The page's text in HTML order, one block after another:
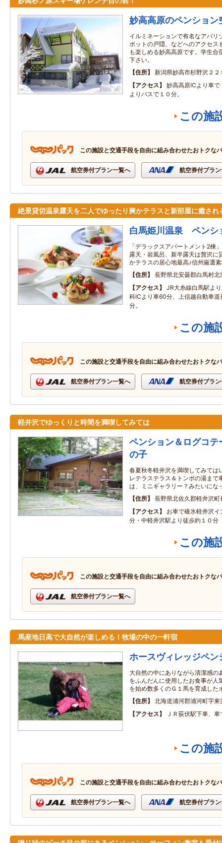
妙高高原のペンション
イルミネーションで有名なアパリ
ポットの戸隠、などへのアクセス
も楽しめる妙高高原です。学生合
下さい。
住所
新潟県妙高市杉野沢２２
アクセス
妙高高原ICより車
よりバスで１０分。
この施
この施設と交通手段を自由に組み合わせたおトクな
航空券付プラン一覧へ 航空券付プラ
絶景貸切温泉露天を二人でゆったり爽かテラスと新部屋に癒され
白馬姫川温泉 ペンシ
「デラックスアパートメント2棟
露天・岩風呂、新半露天は贅沢に
かテラスの居心地最高♪信州厳選
住所
長野県北安曇郡白馬村
アクセス
JR大糸線白馬駅よ
科ICより車60分、上信越自動車
分。
この施
この施設と交通手段を自由に組み合わせたおトクな
航空券付プラン一覧へ 航空券付プラ
軽井沢でゆっくりと時間を満喫してみては
ペンション＆ログコ
の子
春夏秋冬軽井沢を満喫してみては
レテラステラス＆トンボの湯まで
は、ミニギャラリー？みたいにな
住所
長野県北佐久郡軽井沢
アクセス
お車で碓氷軽井沢
分・中軽井沢駅より徒歩約１０分
この施
この施設と交通手段を自由に組み合わせたおトクな
航空券付プラン一覧へ
馬産地日高で大自然が楽しめる！牧場の中の一軒宿
ホースヴィレッジペン
大自然の中にありながら清潔感の
をふんだんに使用したお食事が人
を始め数多くのＧ１馬を育成した
住所
北海道浦河郡浦河町字
アクセス
ＪＲ荻伏駅下車、
この施
この施設と交通手段を自由に組み合わせたおトクな
航空券付プラン一覧へ 航空券付プラ